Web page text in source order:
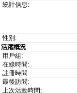
統計信息:
性別:
活躍概況
用戶組:
在線時間:
註冊時間:
最後訪問:
上次活動時間: